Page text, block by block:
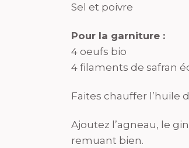
Sel et poivre
Pour la garniture :
4 oeufs bio
4 filaments de safran
Faites chauffer l’huile
Ajoutez l’agneau, le
remuant bien.